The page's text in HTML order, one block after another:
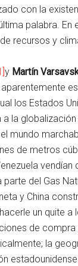
con la
palabra.
recursos y
y Martín
los Estados
la
mundo
de metros
del Gas
y China
un quite
de
la